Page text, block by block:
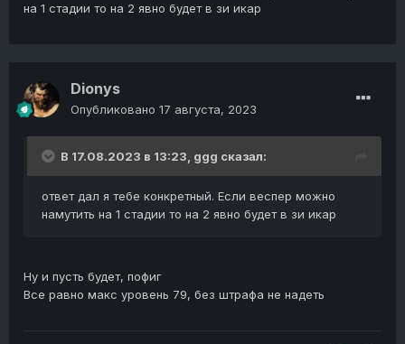
на 1 стадии то на 2 явно будет в зи икар
Dionys
Опубликовано 17 августа, 2023
В 17.08.2023 в 13:23, ggg сказал:
ответ дал я тебе конкретный. Если веспер можно
намутить на 1 стадии то на 2 явно будет в зи икар
Ну и пусть будет, пофиг
Все равно макс уровень 79, без штрафа не надеть